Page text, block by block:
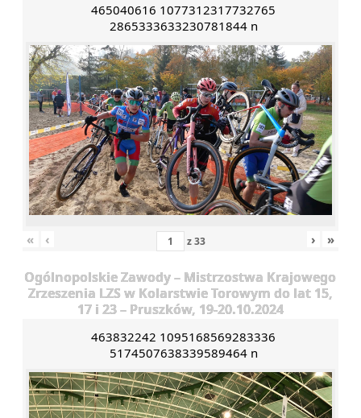
465040616 1077312317732765
2865333633230781844 n
« ‹ z33 › »
Ogólnopolskie Zawody – Mistrzostwa Krajowego
Zrzeszenia LZS w Kolarstwie Torowym do lat 15,
17 i 23 – Pruszków, 19-20.10.2024
463832242 1095168569283336
5174507638339589464 n